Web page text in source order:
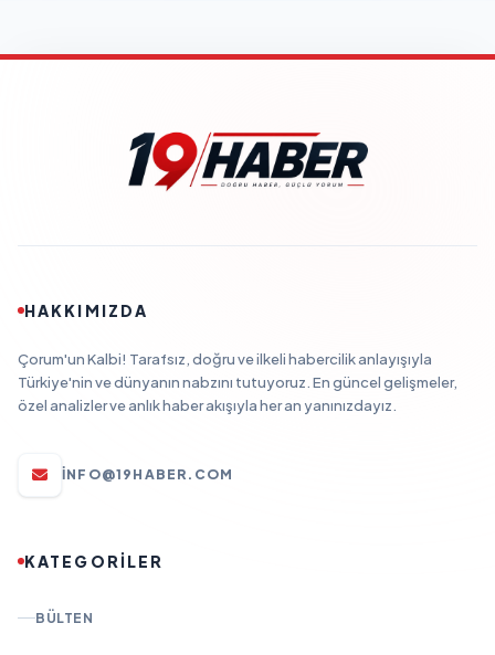
HAKKIMIZDA
Çorum'un Kalbi! Tarafsız, doğru ve ilkeli habercilik anlayışıyla
Türkiye'nin ve dünyanın nabzını tutuyoruz. En güncel gelişmeler,
özel analizler ve anlık haber akışıyla her an yanınızdayız.
INFO@19HABER.COM
KATEGORİLER
BÜLTEN